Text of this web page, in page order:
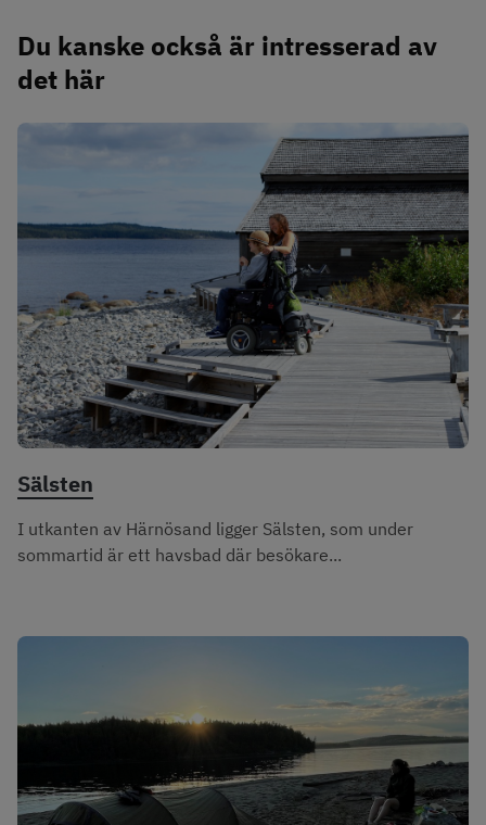
Du kanske också är intresserad av
det här
Sälsten
I utkanten av Härnösand ligger Sälsten, som under
sommartid är ett havsbad där besökare...